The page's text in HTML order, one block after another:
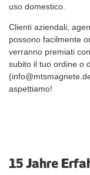
uso domestico.
Clienti aziendali,
possono facilmente
verranno premiati
subito il tuo ordine o
aspettiamo!
15 Jahre